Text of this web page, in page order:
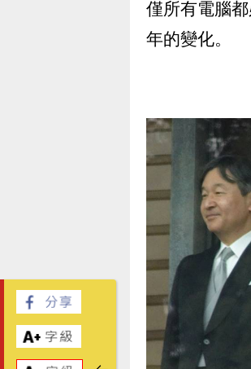
僅所有電腦
年的變化。